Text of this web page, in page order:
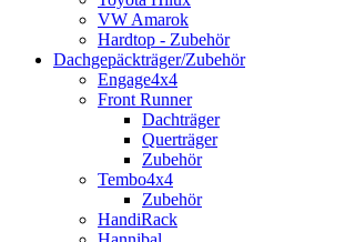
VW Amarok
Hardtop - Zubehör
Dachgepäckträger/Zubehör
Engage4x4
Front Runner
Dachträger
Querträger
Zubehör
Tembo4x4
Zubehör
HandiRack